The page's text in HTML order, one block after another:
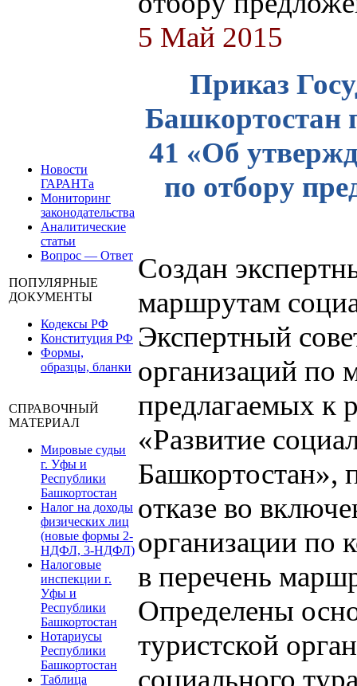
Новости
ГАРАНТа
Мониторинг
законодательства
Аналитические
статьи
Вопрос — Ответ
ПОПУЛЯРНЫЕ
ДОКУМЕНТЫ
Кодексы РФ
Конституция РФ
Формы,
образцы, бланки
СПРАВОЧНЫЙ
МАТЕРИАЛ
Мировые судьи
г. Уфы и
Республики
Башкортостан
Налог на доходы
физических лиц
(новые формы 2-
НДФЛ, 3-НДФЛ)
Налоговые
инспекции г.
Уфы и
Республики
Башкортостан
Нотариусы
Республики
Башкортостан
Таблица
5 Май 2015
Приказ
Башкортостан
41 «Об
по отбору
Создан
маршрутам
Экспертный
организаций по
предлагаемых к
«Развитие
Башкортостан»,
отказе во
организации по
в перечень
Определены
туристской
социального